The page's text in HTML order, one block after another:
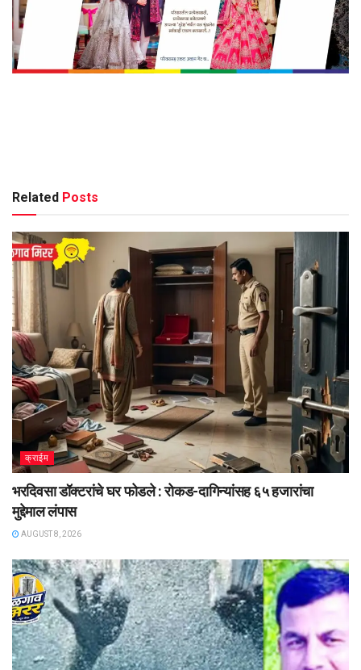
Related Posts
क्राईम
भरदिवसा डॉक्टरांचे घर फोडले : रोकड-दागिन्यांसह ६५ हजारांचा
मुद्देमाल लंपास
AUGUST 8, 2026